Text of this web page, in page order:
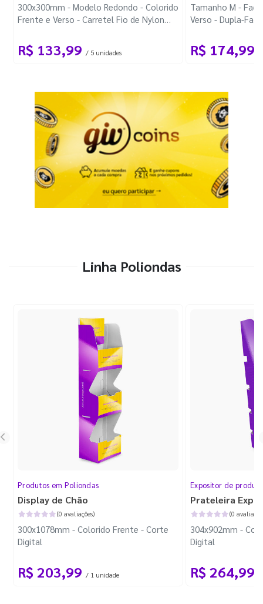
300x300mm - Modelo Redondo - Colorido
Frente e Verso - Carretel Fio de Nylon
R$ 133,99 / 5 unidades
Tamanho M -
Verso - Dupla-
R$ 174,99
Linha Poliondas
Produtos em Poliondas
Display de Chão
(0 avaliações)
300x1078mm - Colorido Frente - Corte
Digital
R$ 203,99 / 1 unidade
Expositor de
Prateleira
(0
304x902mm -
Digital
R$ 264,99